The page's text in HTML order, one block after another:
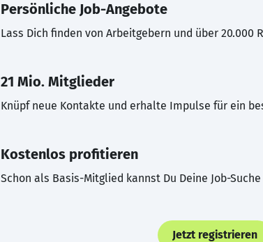
Persönliche Job-Angebote
Lass Dich finden von Arbeitgebern und über 20.000
21 Mio. Mitglieder
Knüpf neue Kontakte und erhalte Impulse für ein
Kostenlos profitieren
Schon als Basis-Mitglied kannst Du Deine Job-
Jetzt registrieren